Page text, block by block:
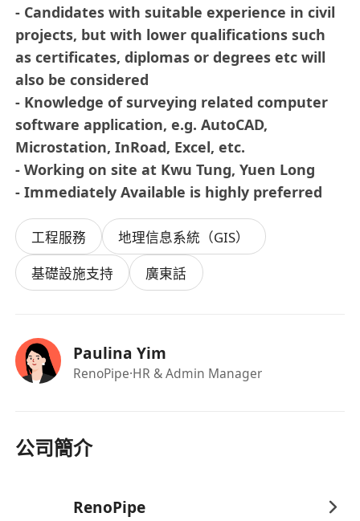
- Candidates with suitable experience in civil
projects, but with lower qualifications such
as certificates, diplomas or degrees etc will
also be considered
- Knowledge of surveying related computer
software application, e.g. AutoCAD,
Microstation, InRoad, Excel, etc.
- Working on site at Kwu Tung, Yuen Long
- Immediately Available is highly preferred
工程服務
地理信息系統（GIS）
基礎設施支持
廣東話
Paulina Yim
RenoPipe·HR & Admin Manager
公司簡介
RenoPipe